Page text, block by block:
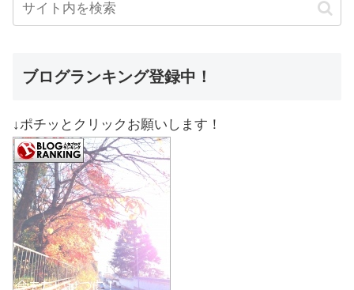
ブログランキング登録中！
↓ポチッとクリックお願いします！